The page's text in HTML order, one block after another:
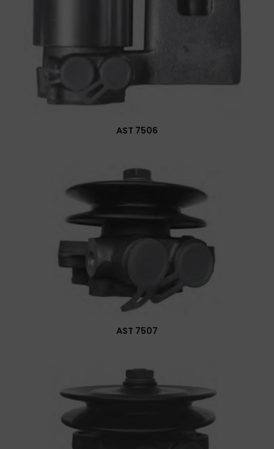
AST 7506
AST 7507